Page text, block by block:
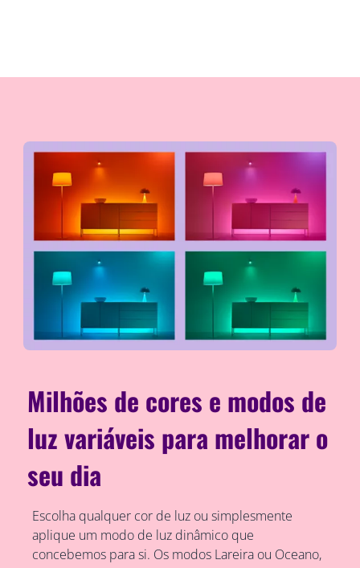
Milhões de cores e modos de
luz variáveis para melhorar o
seu dia
Escolha qualquer cor de luz ou simplesmente
aplique um modo de luz dinâmico que
concebemos para si. Os modos Lareira ou Oceano,